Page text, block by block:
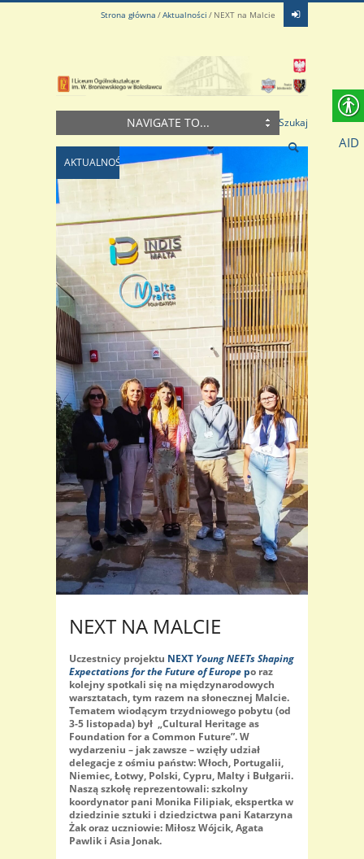
Strona główna Aktualności NEXT na Malcie
NAVIGATE TO... Szukaj
AKTUALNOŚCI
NEXT NA MALCIE
Uczestnicy projektu NEXT Young NEETs Shaping
Expectations for the Future of Europe po raz
kolejny spotkali się na międzynarodowych
warsztatach, tym razem na słonecznej Malcie.
Tematem wiodącym trzydniowego pobytu (od
3-5 listopada) był „Cultural Heritage as
Foundation for a Common Future”. W
wydarzeniu – jak zawsze – wzięły udział
delegacje z ośmiu państw: Włoch, Portugalii,
Niemiec, Łotwy, Polski, Cypru, Malty i Bułgarii.
Naszą szkołę reprezentowali: szkolny
koordynator pani Monika Filipiak, ekspertka w
dziedzinie sztuki i dziedzictwa pani Katarzyna
Żak oraz uczniowie: Miłosz Wójcik, Agata
Pawlik i Asia Jonak.
AID